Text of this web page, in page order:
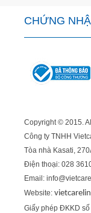
CHỨNG
Copyright © 2015.
Công ty TNHH
Tòa nhà Kasati,
Điện thoại: 028
Email:
Website:
Giấy phép ĐKKD